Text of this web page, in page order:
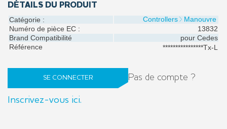
DÉTAILS DU PRODUIT
Catégorie : Controllers
Manouvre
Numéro de pièce EC :
13832
Brand Compatibilité
pour Cedes
Référence
****************Tx-L
SE CONNECTER Pas de compte ?
Inscrivez-vous ici.